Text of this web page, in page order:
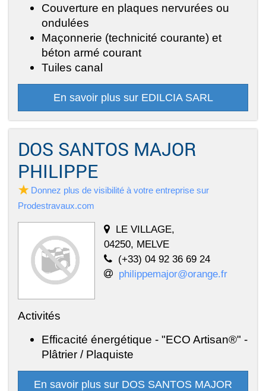
Couverture en plaques nervurées ou
ondulées
Maçonnerie (technicité courante) et
béton armé courant
Tuiles canal
En savoir plus sur EDILCIA SARL
DOS SANTOS MAJOR
PHILIPPE
Donnez plus de visibilité à votre entreprise sur
Prodestravaux.com
LE VILLAGE,
04250, MELVE
(+33) 04 92 36 69 24
philippemajor@orange.fr
Activités
Efficacité énergétique - "ECO Artisan®" -
Plâtrier / Plaquiste
En savoir plus sur DOS SANTOS MAJOR